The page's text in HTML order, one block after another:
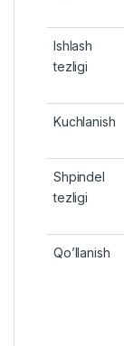
Ishlash
tezligi
Kuchlanish
Shpindel
tezligi
Qo’llanish